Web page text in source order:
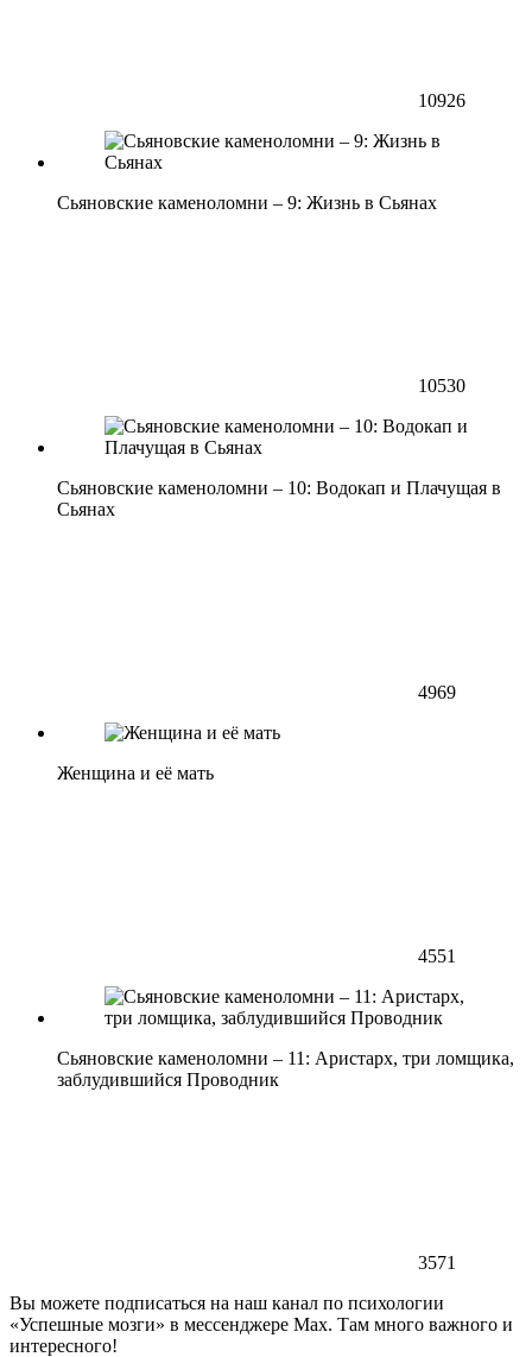
10926
Сьяновские каменоломни – 9: Жизнь в Сьянах
10530
Сьяновские каменоломни – 10: Водокап и Плачущая в
Сьянах
4969
Женщина и её мать
4551
Сьяновские каменоломни – 11: Аристарх, три ломщика,
заблудившийся Проводник
3571
Вы можете подписаться на наш канал по психологии
«Успешные мозги» в мессенджере Max. Там много важного и
интересного!